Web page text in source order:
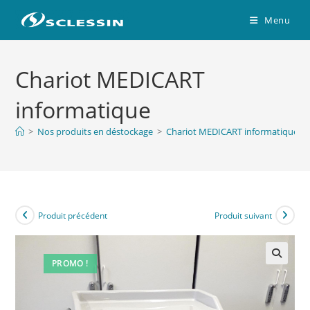
content
Menu
Chariot MEDICART
informatique
> Nos produits en déstockage > Chariot MEDICART informatique
PROMO !
Produit précédent Produit suivant
🔍